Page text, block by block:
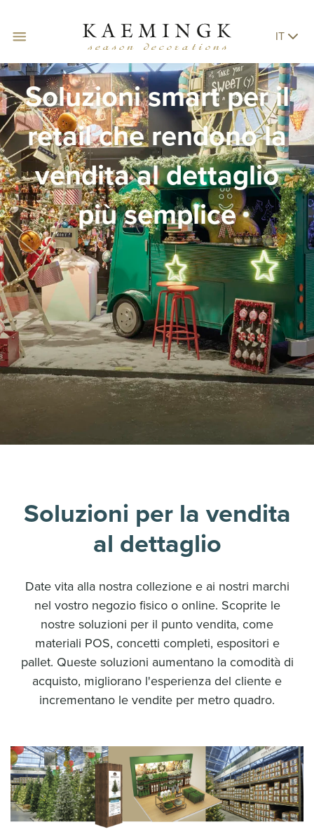
IT
Soluzioni smart per il
retail che rendono la
vendita al dettaglio
più semplice
Soluzioni per la vendita
al dettaglio
Date vita alla nostra collezione e ai nostri marchi
nel vostro negozio fisico o online. Scoprite le
nostre soluzioni per il punto vendita, come
materiali POS, concetti completi, espositori e
pallet. Queste soluzioni aumentano la comodità di
acquisto, migliorano l'esperienza del cliente e
incrementano le vendite per metro quadro.